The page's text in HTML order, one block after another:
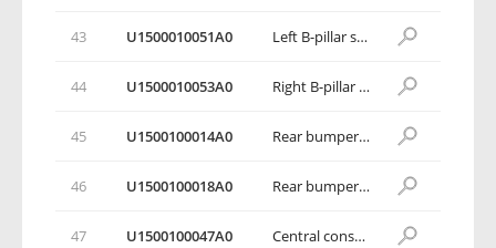
43 U1500010051A0 Left B-pillar side handrail mounting bracket assembly
44 U1500010053A0 Right B-pillar side handrail mounting bracket assembly
45 U1500100014A0 Rear bumper left side wall connecting bracket
46 U1500100018A0 Rear bumper right side wall connecting bracket
47 U1500100047A0 Central console mounting bracket 2